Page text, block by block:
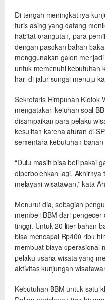
Di tengah meningkatnya
turis asing yang datang
habitat orangutan, para
dengan pasokan bahan
menggunakan galon
untuk memenuhi kebutuhan
hari di jalur sungai menuju
Sekretaris Himpunan Klotok
mengatakan keluhan soal
disampaikan para pelaku
kesulitan karena aturan di
sementara kebutuhan
“Dulu masih bisa beli pakai
diperbolehkan lagi.
melayani wisatawan,” kata
Menurut dia, sebagian
membeli BBM dari
tinggi. Untuk 20 liter bahan
bisa mencapai Rp400 ribu
membuat biaya operasional
pelaku usaha wisata yang
aktivitas kunjungan
Kebutuhan BBM untuk satu